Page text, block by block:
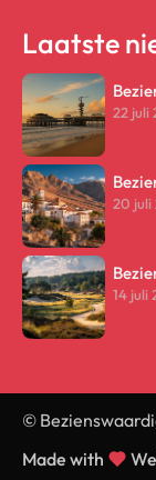
Laatste
22 juli
20 juli
14 juli
©
Made with